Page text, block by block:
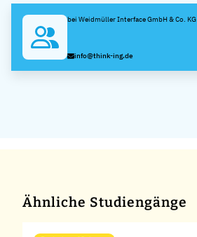
bei Weidmüller Interface GmbH & Co. KG
info@think-ing.de
Ähnliche Studiengänge